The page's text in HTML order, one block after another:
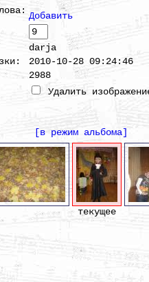
Добавить
darja
2010-10-28 09:24:46
2988
Удалить
[в режим альбома]
текущее